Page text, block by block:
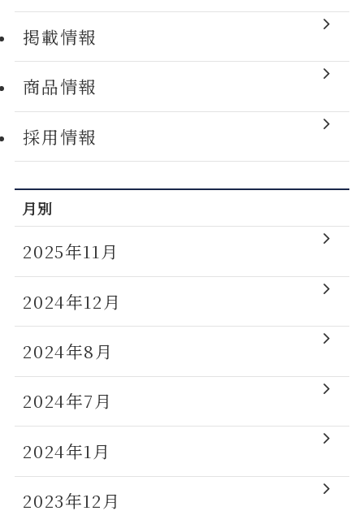
掲載情報
商品情報
採用情報
月別
2025年11月
2024年12月
2024年8月
2024年7月
2024年1月
2023年12月